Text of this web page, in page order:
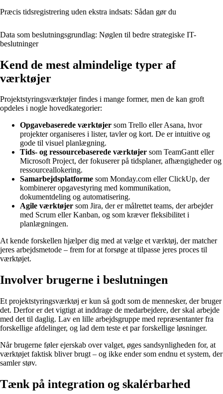
Præcis tidsregistrering uden ekstra indsats: Sådan gør du
Data som beslutningsgrundlag: Nøglen til bedre strategiske IT-
beslutninger
Kend de mest almindelige typer af
værktøjer
Projektstyringsværktøjer findes i mange former, men de kan groft
opdeles i nogle hovedkategorier:
Opgavebaserede værktøjer som Trello eller Asana, hvor
projekter organiseres i lister, tavler og kort. De er intuitive og
gode til visuel planlægning.
Tids- og ressourcebaserede værktøjer som TeamGantt eller
Microsoft Project, der fokuserer på tidsplaner, afhængigheder og
ressourceallokering.
Samarbejdsplatforme som Monday.com eller ClickUp, der
kombinerer opgavestyring med kommunikation,
dokumentdeling og automatisering.
Agile værktøjer som Jira, der er målrettet teams, der arbejder
med Scrum eller Kanban, og som kræver fleksibilitet i
planlægningen.
At kende forskellen hjælper dig med at vælge et værktøj, der matcher
jeres arbejdsmetode – frem for at forsøge at tilpasse jeres proces til
værktøjet.
Involver brugerne i beslutningen
Et projektstyringsværktøj er kun så godt som de mennesker, der bruger
det. Derfor er det vigtigt at inddrage de medarbejdere, der skal arbejde
med det til daglig. Lav en lille arbejdsgruppe med repræsentanter fra
forskellige afdelinger, og lad dem teste et par forskellige løsninger.
Når brugerne føler ejerskab over valget, øges sandsynligheden for, at
værktøjet faktisk bliver brugt – og ikke ender som endnu et system, der
samler støv.
Tænk på integration og skalérbarhed